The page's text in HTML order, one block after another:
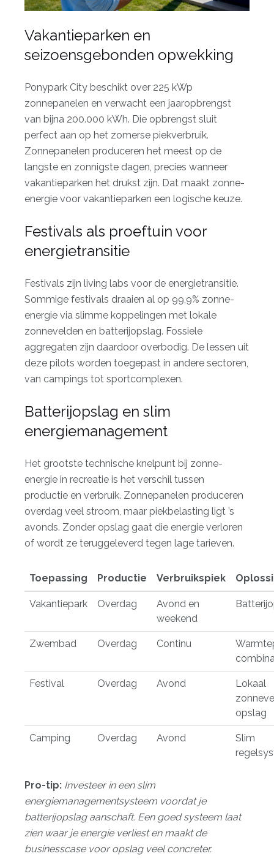
Vakantieparken en
seizoensgebonden opwekking
Ponypark City beschikt over 225 kWp
zonnepanelen en verwacht een jaaropbrengst
van bijna 200.000 kWh. Die opbrengst sluit
perfect aan op het zomerse piekverbruik.
Zonnepanelen produceren het meest op de
langste en zonnigste dagen, precies wanneer
vakantieparken het drukst zijn. Dat maakt zonne-
energie voor vakantieparken een logische keuze.
Festivals als proeftuin voor
energietransitie
Festivals zijn living labs voor de energietransitie.
Sommige festivals draaien al op 99,9% zonne-
energie via slimme koppelingen met lokale
zonnevelden en batterijopslag. Fossiele
aggregaten zijn daardoor overbodig. De lessen uit
deze pilots worden toegepast in andere sectoren,
van campings tot sportcomplexen.
Batterijopslag en slim
energiemanagement
Het grootste technische knelpunt bij zonne-
energie in recreatie is het verschil tussen
productie en verbruik. Zonnepanelen produceren
overdag veel stroom, maar piekbelasting ligt ’s
avonds. Zonder opslag gaat die energie verloren
of wordt ze teruggeleverd tegen lage tarieven.
Toepassing Productie Verbruikspiek
Vakantiepark Overdag
Avond en
weekend
Zwembad Overdag Continu
Festival Overdag Avond
Lokaal
opslag
Camping Overdag Avond
Slim
Pro-tip: Investeer in een slim
energiemanagementsysteem voordat je
batterijopslag aanschaft. Een goed systeem laat
zien waar je energie verliest en maakt de
businesscase voor opslag veel concreter.